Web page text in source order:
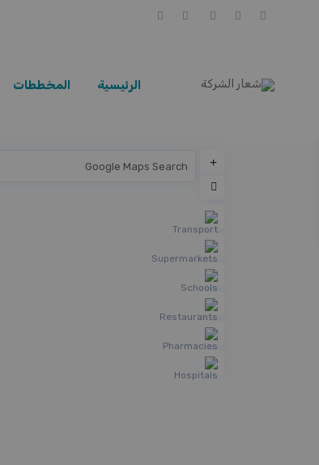
الرئيسية المخططات